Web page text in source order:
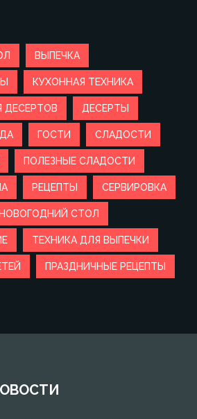
ВЫПЕЧКА
КУХОННАЯ ТЕХНИКА
ДЕСЕРТОВ ДЕСЕРТЫ
ГОСТИ СЛАДОСТИ
ПОЛЕЗНЫЕ СЛАДОСТИ
РЕЦЕПТЫ СЕРВИРОВКА
НОВОГОДНИЙ СТОЛ
ТЕХНИКА ДЛЯ ВЫПЕЧКИ
ПРАЗДНИЧНЫЕ РЕЦЕПТЫ